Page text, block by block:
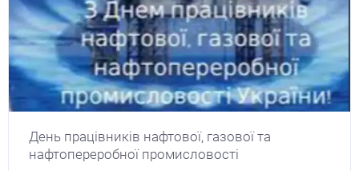
День працівників нафтової, газової та
нафтопереробної промисловості